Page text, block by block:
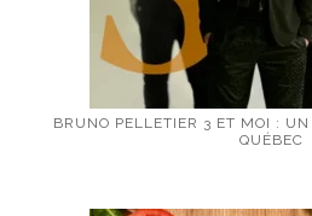
BRUNO PELLETIER 3 ET MOI :
QUÉBEC